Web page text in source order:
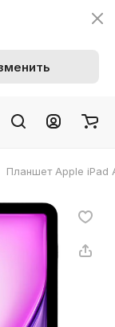
Планшет Apple iPad